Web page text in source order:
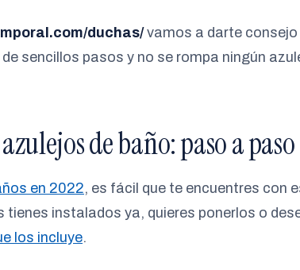
duchas/vamos a darte consejo
sencillos pasos y no se rompa ningún
de baño: paso a paso
en 2022, es fácil que te encuentres con
tienes instalados ya, quieres ponerlos o
los incluye.